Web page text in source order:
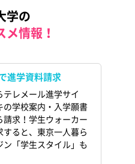
学の
メ情報！
進学資料請求
テレメール進学サイ
の学校案内・入学願書
請求！学生ウォーカー
すると、東京一人暮ら
ン「学生スタイル」も